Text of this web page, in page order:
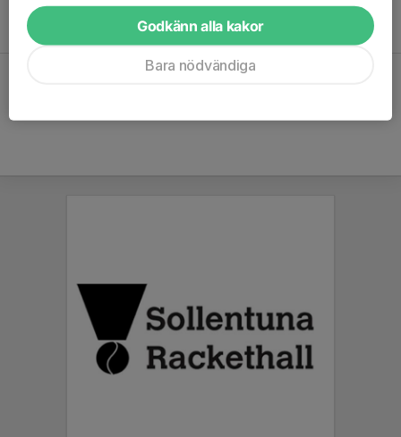
Inga aktiviteter inbokade
Godkänn alla kakor
Bara nödvändiga